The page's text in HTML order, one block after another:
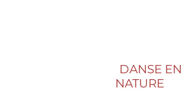
DANSE EN
NATURE